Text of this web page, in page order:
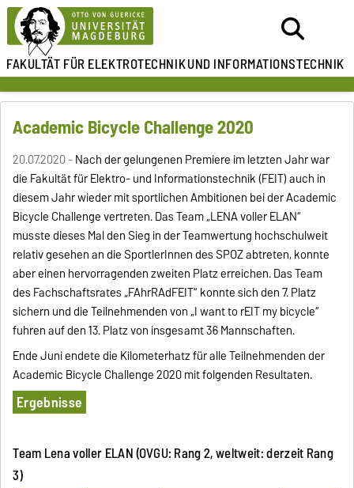
FAKULTÄT FÜR ELEKTROTECHNIKUND INFORMATIONSTECHNIK
Academic Bicycle Challenge 2020
20.07.2020 -Nach der gelungenen Premiere im letzten Jahr war
die Fakultät für Elektro- und Informationstechnik (FEIT) auch in
diesem Jahr wieder mit sportlichen Ambitionen bei der Academic
Bicycle Challenge vertreten. Das Team „LENA voller ELAN“
musste dieses Mal den Sieg in der Teamwertung hochschulweit
relativ gesehen an die SportlerInnen des SPOZ abtreten, konnte
aber einen hervorragenden zweiten Platz erreichen. Das Team
des Fachschaftsrates „FAhrRAdFEIT“ konnte sich den 7. Platz
sichern und die Teilnehmenden von „I want to rEIT my bicycle“
fuhren auf den 13. Platz von insgesamt 36 Mannschaften.
Ende Juni endete die Kilometerhatz für alle Teilnehmenden der
Academic Bicycle Challenge 2020 mit folgenden Resultaten.
Ergebnisse
Team Lena voller ELAN (OVGU: Rang 2, weltweit: derzeit Rang
3)